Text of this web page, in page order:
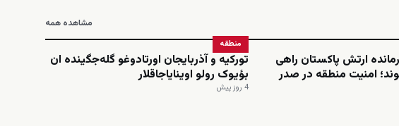
مشاهده همه
ارتش پاکستان راهی
امنیت منطقه در صدر
منطقه
تورکیه و آذربایجان اورتادوغو گله‌جگینده ان
بؤیوک رولو اوینایاجاقلار
4 روز پیش